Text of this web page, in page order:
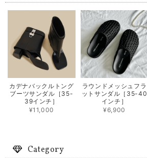
カデナバックルトング
ブーツサンダル［35-
39インチ］
¥11,000
ラウンドメッシュフラ
ットサンダル［35-40
インチ］
¥6,900
Category